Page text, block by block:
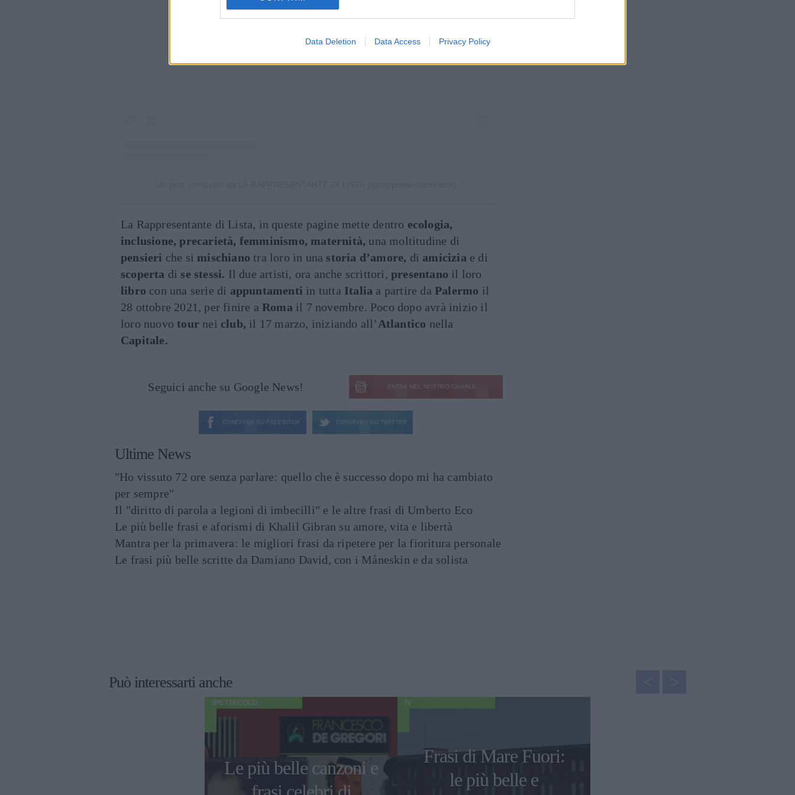
Data Deletion Data Access Privacy Policy
La Rappresentante di Lista, in queste pagine mette dentro ecologia,
inclusione, precarietà, femminismo, maternità, una moltitudine di
pensieri che si mischiano tra loro in una storia d’amore, di amicizia e di
scoperta di se stessi. Il due artisti, ora anche scrittori,presentano il loro
libro con una serie di appuntamenti in tutta Italia a partire daPalermo il
28 ottobre 2021, per finire a Roma il 7 novembre. Poco dopo avrà inizio il
loro nuovotour nei club, il 17 marzo, iniziando all’Atlantico nella
Capitale.
Seguici anche su Google News! ENTRA NEL NOSTRO CANALE
CONDIVIDI SU FACEBOOK CONDIVIDI SU TWITTER
Ultime News
"Ho vissuto 72 ore senza parlare: quello che è successo dopo mi ha cambiato
per sempre"
Il "diritto di parola a legioni di imbecilli" e le altre frasi di Umberto Eco
Le più belle frasi e aforismi di Khalil Gibran su amore, vita e libertà
Mantra per la primavera: le migliori frasi da ripetere per la fioritura personale
Le frasi più belle scritte da Damiano David, con i Måneskin e da solista
Può interessarti anche
SPETTACOLO
Le più belle canzoni e
TV
Frasi di Mare Fuori:
le più belle e